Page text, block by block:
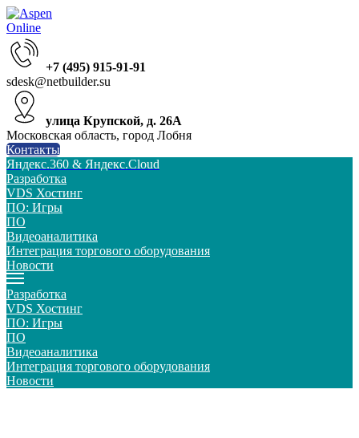
+7 (495) 915-91-91
sdesk@netbuilder.su
улица Крупской, д. 26А
Московская область, город Лобня
Контакты
Яндекс.360 & Яндекс.Cloud
Разработка
VDS Хостинг
ПО: Игры
ПО
Видеоаналитика
Интеграция торгового оборудования
Новости
Разработка
VDS Хостинг
ПО: Игры
ПО
Видеоаналитика
Интеграция торгового оборудования
Новости